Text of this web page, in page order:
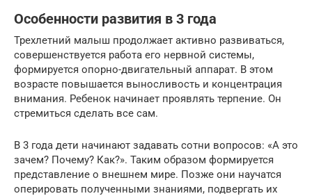
Особенности развития в 3 года
Трехлетний малыш продолжает активно развиваться,
совершенствуется работа его нервной системы,
формируется опорно-двигательный аппарат. В этом
возрасте повышается выносливость и концентрация
внимания. Ребенок начинает проявлять терпение. Он
стремиться сделать все сам.
В 3 года дети начинают задавать сотни вопросов: «А это
зачем? Почему? Как?». Таким образом формируется
представление о внешнем мире. Позже они научатся
оперировать полученными знаниями, подвергать их